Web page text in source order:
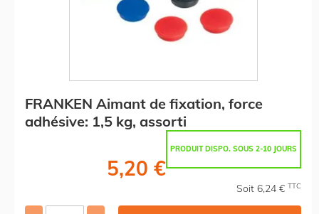
FRANKEN Aimant de fixation, force
adhésive: 1,5 kg, assorti
PRODUIT DISPO. SOUS 2-10 JOURS
5,20 €
Soit 6,24 € TTC